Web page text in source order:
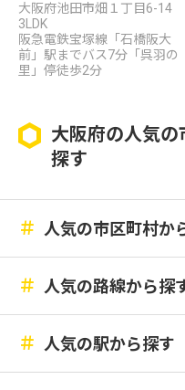
大阪府池田市畑１丁目6-14
3LDK
阪急電鉄宝塚線「石橋阪大
前」駅までバス7分「呉羽の
里」停徒歩2分
大阪府の人気
探す
＃ 人気の市区町村か
＃ 人気の路線から探
＃ 人気の駅から探す